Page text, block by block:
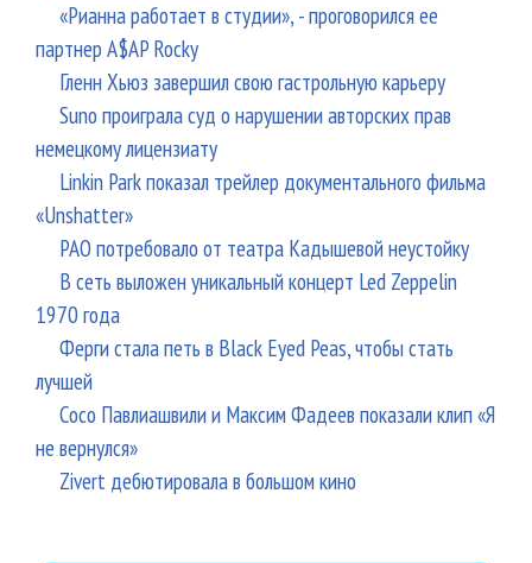
«Рианна работает в студии», - проговорился ее
партнер A$AP Rocky
Гленн Хьюз завершил свою гастрольную карьеру
Suno проиграла суд о нарушении авторских прав
немецкому лицензиату
Linkin Park показал трейлер документального фильма
«Unshatter»
РАО потребовало от театра Кадышевой неустойку
В сеть выложен уникальный концерт Led Zeppelin
1970 года
Ферги стала петь в Black Eyed Peas, чтобы стать
лучшей
Сосо Павлиашвили и Максим Фадеев показали клип «Я
не вернулся»
Zivert дебютировала в большом кино